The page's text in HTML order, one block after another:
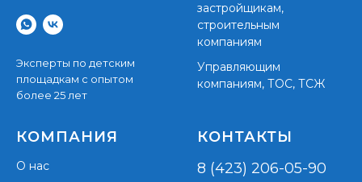
Эксперты по детским
площадкам с опытом
более 25 лет
застройщикам,
строительным
компаниям
Управляющим
компаниям, ТОС, ТСЖ
КОМПАНИЯ
О нас
КОНТАКТЫ
8 (423) 206-05-90